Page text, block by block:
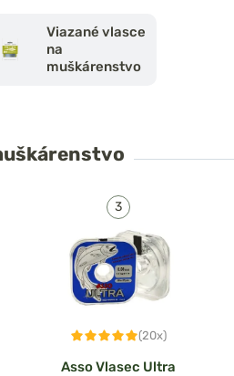
Viazané vlasce
na
muškárenstvo
(20x)
Asso Vlasec Ultra